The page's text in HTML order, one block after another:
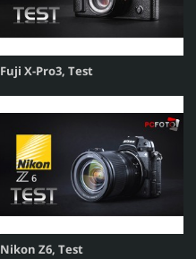
Fuji X-Pro3, Test
Nikon Z6, Test